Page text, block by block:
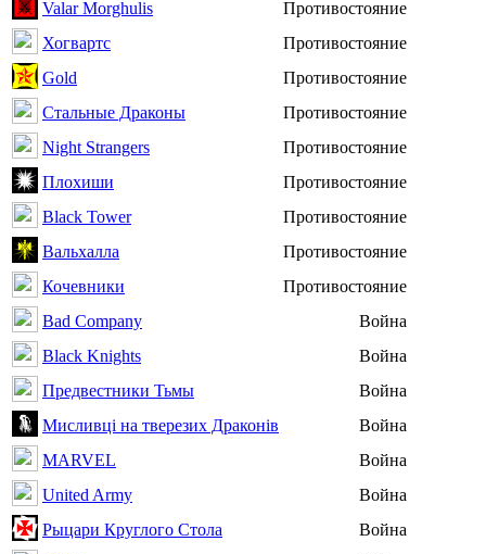
Valar Morghulis
Противостояние
Хогвартс
Противостояние
Gold
Противостояние
Стальные Драконы
Противостояние
Night Strangers
Противостояние
Плохиши
Противостояние
Black Tower
Противостояние
Вальхалла
Противостояние
Кочевники
Противостояние
Bad Company
Война
Black Knights
Война
Предвестники Тьмы
Война
Мисливці на тверезих Драконів
Война
MARVEL
Война
United Army
Война
Рыцари Круглого Стола
Война